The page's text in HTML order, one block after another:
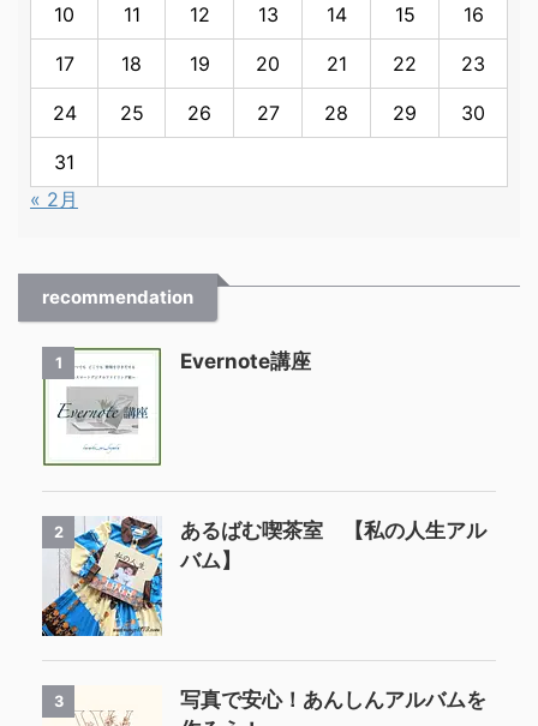
10 11 12 13 14 15 16
17 18 19 20 21 22 23
24 25 26 27 28 29 30
31
« 2月
recommendation
1 Evernote講座
2
あるばむ喫茶室 【私の人生アル
バム】
3
写真で安心！あんしんアルバムを